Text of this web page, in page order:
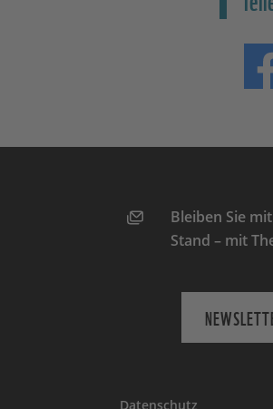
Bleiben Sie
Stand – mit
Datenschutz